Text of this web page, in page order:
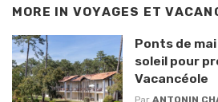
MORE IN VOYAGES ET
Ponts de
soleil pour
Vacancéole